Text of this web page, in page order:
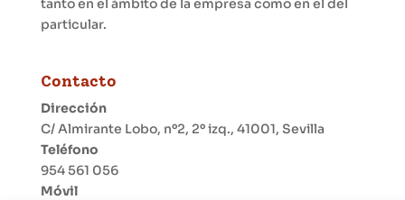
tanto en el ámbito de la empresa como en el del
particular.
Contacto
Dirección
C/ Almirante Lobo, nº2, 2º izq., 41001, Sevilla
Teléfono
954 561 056
Móvil